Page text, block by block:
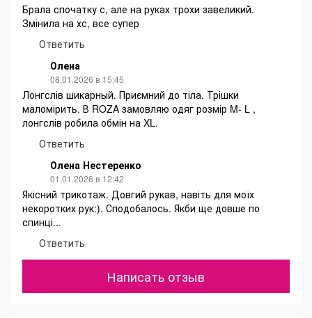
Брала спочатку с, але на руках трохи завеликий.
Змінила на хс, все супер
Ответить
Олена
08.01.2026 в 15:45
Лонгслів шикарный. Приємний до тіла. Трішки
маломірить. В ROZA замовляю одяг розмір M- L ,
лонгслів робила обмін на XL.
Ответить
Олена Нестеренко
01.01.2026 в 12:42
Якісний трикотаж. Довгий рукав, навіть для моїх
некоротких рук:). Сподобалось. Якби ще довше по
спинці...
Ответить
Написать отзыв